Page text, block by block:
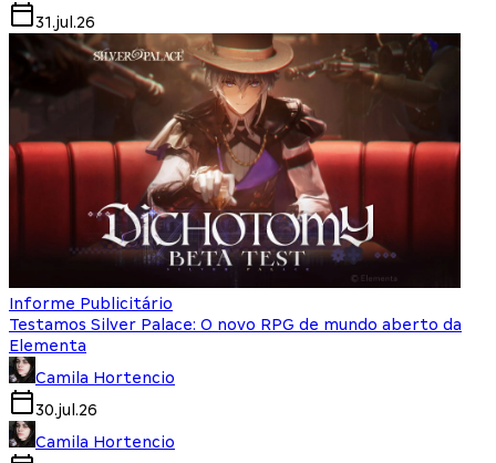
31.jul.26
Informe Publicitário
Testamos Silver Palace: O novo RPG de mundo aberto da
Elementa
Camila Hortencio
30.jul.26
Camila Hortencio